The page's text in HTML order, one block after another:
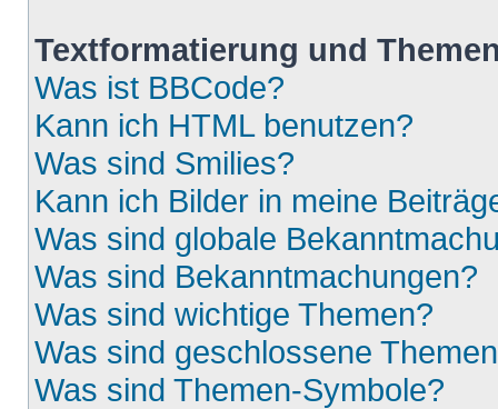
Textformatierung und
Was ist BBCode?
Kann ich HTML benutzen?
Was sind Smilies?
Kann ich Bilder in meine
Was sind globale
Was sind Bekanntmachungen?
Was sind wichtige Themen?
Was sind geschlossene
Was sind Themen-Symbole?